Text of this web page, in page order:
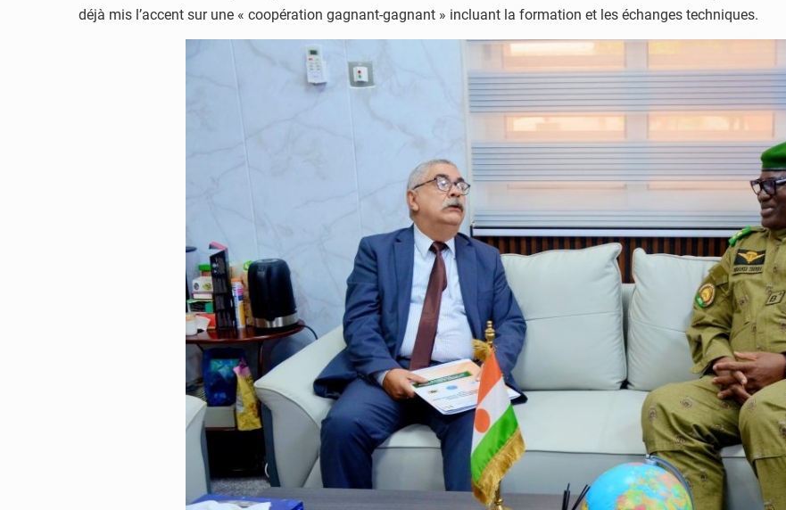
déjà mis l’accent sur une « coopération gagnant-gagnant » incluant la formation et les échanges techniques.